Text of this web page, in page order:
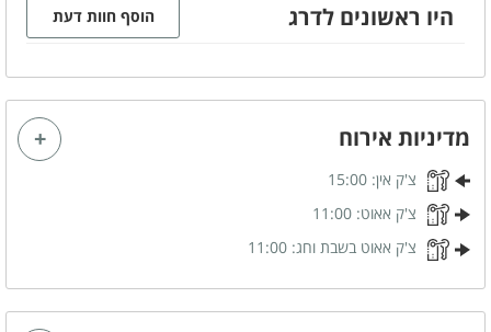
מקרר
קומקום חשמלי
משחקי שולחן
שולחן סנוקר
היו ראשונים לדרג הוסף חוות דעת
מדיניות אירוח
צ'ק אין: 15:00
צ'ק אאוט: 11:00
צ'ק אאוט בשבת וחג: 11:00